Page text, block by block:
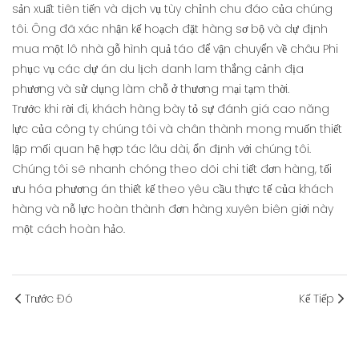
sản xuất tiên tiến và dịch vụ tùy chỉnh chu đáo của chúng
tôi. Ông đã xác nhận kế hoạch đặt hàng sơ bộ và dự định
mua một lô nhà gỗ hình quả táo để vận chuyển về châu Phi
phục vụ các dự án du lịch danh lam thắng cảnh địa
phương và sử dụng làm chỗ ở thương mại tạm thời.
Trước khi rời đi, khách hàng bày tỏ sự đánh giá cao năng
lực của công ty chúng tôi và chân thành mong muốn thiết
lập mối quan hệ hợp tác lâu dài, ổn định với chúng tôi.
Chúng tôi sẽ nhanh chóng theo dõi chi tiết đơn hàng, tối
ưu hóa phương án thiết kế theo yêu cầu thực tế của khách
hàng và nỗ lực hoàn thành đơn hàng xuyên biên giới này
một cách hoàn hảo.
Trước Đó Kế Tiếp